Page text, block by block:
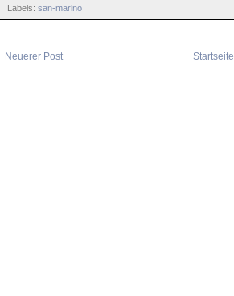
Labels: san-marino
Neuerer Post Startseite